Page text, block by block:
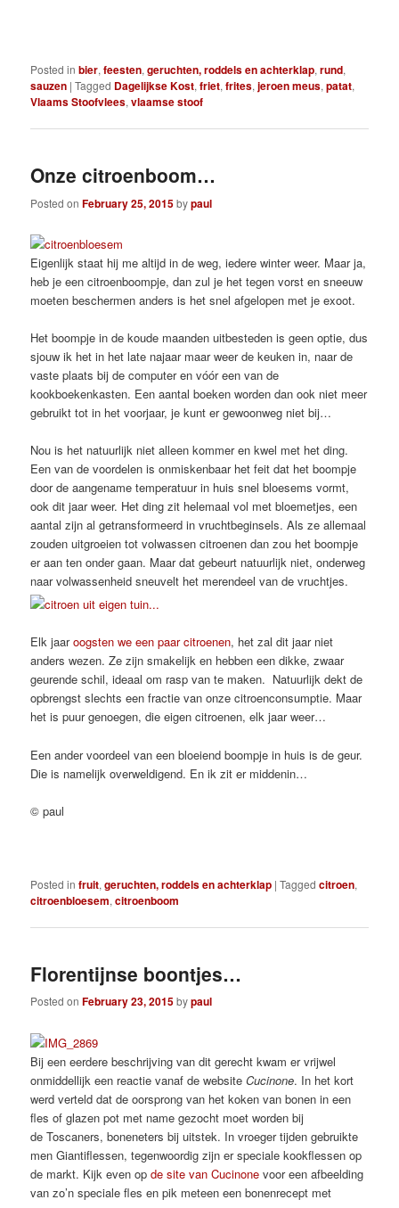
Posted in bier,feesten,geruchten, roddels en achterklap,rund,
sauzen |Tagged Dagelijkse Kost,friet,frites,jeroen meus,patat,
Vlaams Stoofvlees,vlaamse stoof
Onze citroenboom…
Posted onFebruary 25, 2015bypaul
Eigenlijk staat hij me altijd in de weg, iedere winter weer. Maar ja,
heb je een citroenboompje, dan zul je het tegen vorst en sneeuw
moeten beschermen anders is het snel afgelopen met je exoot.
Het boompje in de koude maanden uitbesteden is geen optie, dus
sjouw ik het in het late najaar maar weer de keuken in, naar de
vaste plaats bij de computer en vóór een van de
kookboekenkasten. Een aantal boeken worden dan ook niet meer
gebruikt tot in het voorjaar, je kunt er gewoonweg niet bij…
Nou is het natuurlijk niet alleen kommer en kwel met het ding.
Een van de voordelen is onmiskenbaar het feit dat het boompje
door de aangename temperatuur in huis snel bloesems vormt,
ook dit jaar weer. Het ding zit helemaal vol met bloemetjes, een
aantal zijn al getransformeerd in vruchtbeginsels. Als ze allemaal
zouden uitgroeien tot volwassen citroenen dan zou het boompje
er aan ten onder gaan. Maar dat gebeurt natuurlijk niet, onderweg
naar volwassenheid sneuvelt het merendeel van de vruchtjes.
Elk jaaroogsten we een paar citroenen, het zal dit jaar niet
anders wezen. Ze zijn smakelijk en hebben een dikke, zwaar
geurende schil, ideaal om rasp van te maken. Natuurlijk dekt de
opbrengst slechts een fractie van onze citroenconsumptie. Maar
het is puur genoegen, die eigen citroenen, elk jaar weer…
Een ander voordeel van een bloeiend boompje in huis is de geur.
Die is namelijk overweldigend. En ik zit er middenin…
© paul
Posted in fruit,geruchten, roddels en achterklap |Tagged citroen,
citroenbloesem,citroenboom
Florentijnse boontjes…
Posted onFebruary 23, 2015bypaul
Bij een eerdere beschrijving van dit gerecht kwam er vrijwel
onmiddellijk een reactie vanaf de websiteCucinone. In het kort
werd verteld dat de oorsprong van het koken van bonen in een
fles of glazen pot met name gezocht moet worden bij
de Toscaners, boneneters bij uitstek. In vroeger tijden gebruikte
men Giantiflessen, tegenwoordig zijn er speciale kookflessen op
de markt. Kijk even opde site van Cucinone voor een afbeelding
van zo’n speciale fles en pik meteen een bonenrecept met